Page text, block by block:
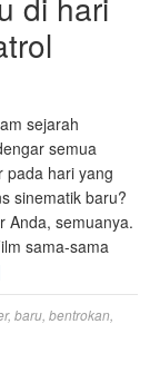
sejarah
semua
pada hari yang
sinematik baru?
Anda, semuanya.
sama-sama
, baru bentrokan